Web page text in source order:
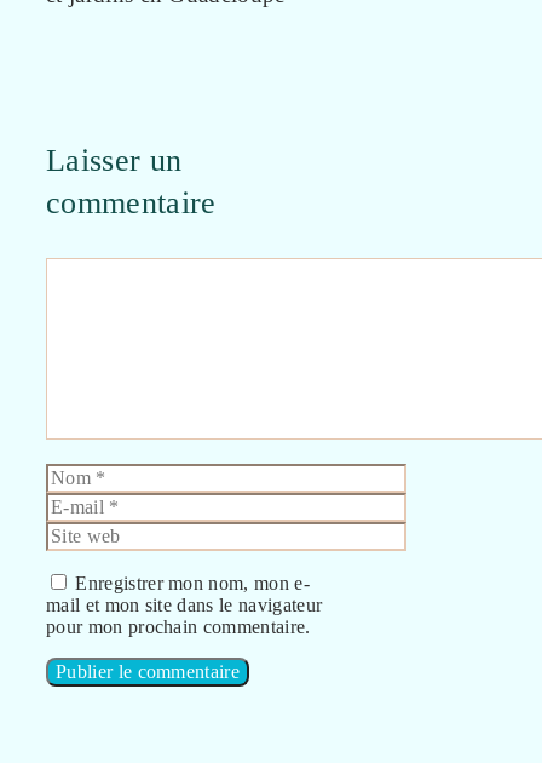
Laisser un
commentaire
Nom
E-
mail
Site
web
Enregistrer mon nom, mon e-
mail et mon site dans le navigateur
pour mon prochain commentaire.